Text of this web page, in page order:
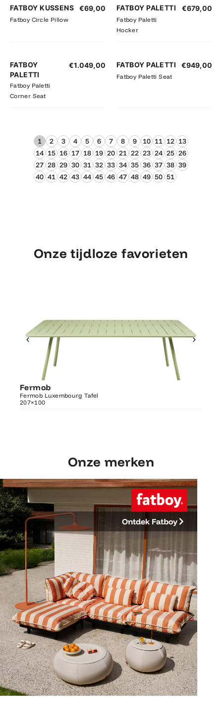
FATBOY KUSSENS
Fatboy Circle Pillow
€69,00 FATBOY PALETTI
Fatboy Paletti
Hocker
€679,00
FATBOY
PALETTI
Fatboy Paletti
Corner Seat
€1.049,00 FATBOY PALETTI
Fatboy Paletti Seat
€949,00
1 2 3 4 5 6 7 8 9 10 11 12 13
14 15 16 17 18 19 20 21 22 23 24 25 26
27 28 29 30 31 32 33 34 35 36 37 38 39
40 41 42 43 44 45 46 47 48 49 50 51
Onze tijdloze favorieten
Fermob
Fermob Luxembourg Tafel
207×100Luxembourg Tafel 207×100
Onze merken
Ontdek Fatboy